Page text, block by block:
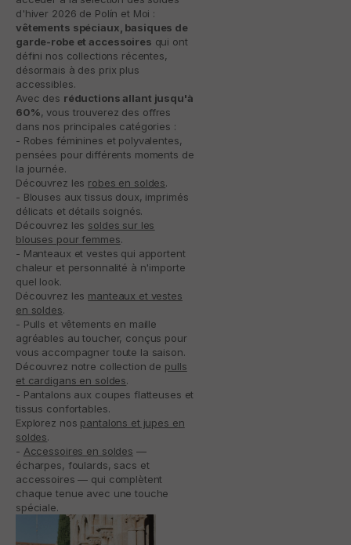
d'hiver 2026 de Polín et Moi :
vêtements spéciaux, basiques de
garde-robe et accessoires qui ont
défini nos collections récentes,
désormais à des prix plus
accessibles.
Avec des réductions allant jusqu'à
60%, vous trouverez des offres
dans nos principales catégories :
- Robes féminines et polyvalentes,
pensées pour différents moments de
la journée.
Découvrez les robes en soldes.
- Blouses aux tissus doux, imprimés
délicats et détails soignés.
Découvrez les soldes sur les
blouses pour femmes.
- Manteaux et vestes qui apportent
chaleur et personnalité à n'importe
quel look.
Découvrez les manteaux et vestes
en soldes.
- Pulls et vêtements en maille
agréables au toucher, conçus pour
vous accompagner toute la saison.
Découvrez notre collection de pulls
et cardigans en soldes.
- Pantalons aux coupes flatteuses et
tissus confortables.
Explorez nos pantalons et jupes en
soldes.
- Accessoires en soldes —
écharpes, foulards, sacs et
accessoires — qui complètent
chaque tenue avec une touche
spéciale.